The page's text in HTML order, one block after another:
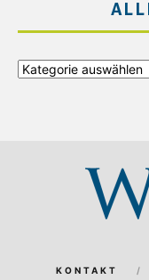
Alle
KONTAKT